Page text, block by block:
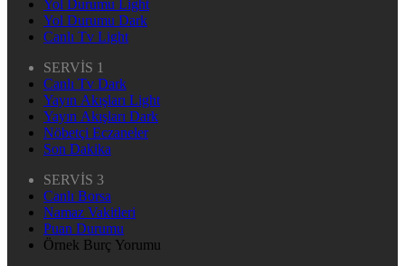
Yol Durumu Light
Yol Durumu Dark
Canlı Tv Light
SERVİS 1
Canlı Tv Dark
Yayın Akışları Light
Yayın Akışları Dark
Nöbetçi Eczaneler
Son Dakika
SERVİS 3
Canlı Borsa
Namaz Vakitleri
Puan Durumu
Örnek Burç Yorumu